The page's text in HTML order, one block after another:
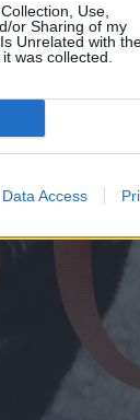
Use,
or Sharing of my
Unrelated with
was collected.
Data Access